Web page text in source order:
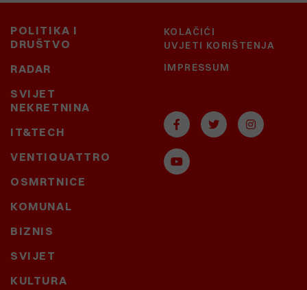
POLITIKA I
DRUŠTVO
RADAR
SVIJET
NEKRETNINA
IT&TECH
VENTIQUATTRO
OSMRTNICE
KOMUNAL
BIZNIS
SVIJET
KULTURA
KOLAČIĆI
UVJETI KORIŠTENJA
IMPRESSUM